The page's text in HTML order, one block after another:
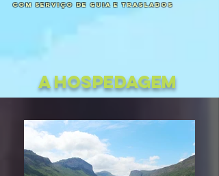
com serviço de guia e traslados
A Hospedagem